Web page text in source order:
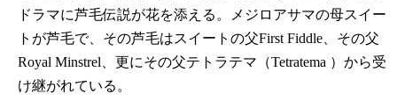
ドラマに芦毛伝説が花を添える。メジロアサマの母スイー
トが芦毛で、その芦毛はスイートの父First Fiddle、その父
Royal Minstrel、更にその父テトラテマ（Tetratema ）から受
け継がれている。